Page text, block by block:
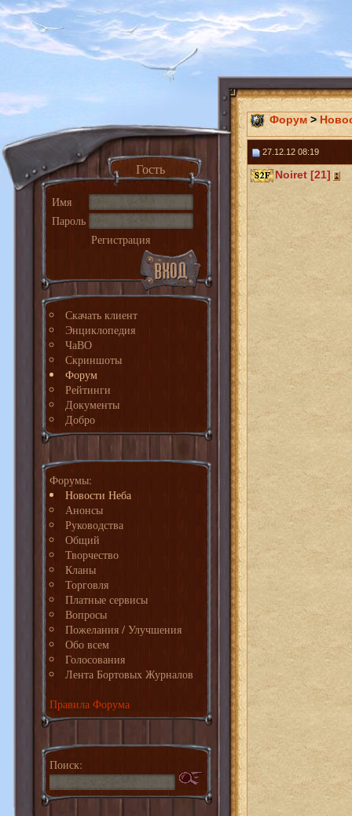
Гость
Имя
Пароль
Регистрация
Скачать клиент
Энциклопедия
ЧаВО
Скриншоты
Форум
Рейтинги
Документы
Добро
Форумы:
Новости Неба
Анонсы
Руководства
Общий
Творчество
Кланы
Торговля
Платные сервисы
Вопросы
Пожелания / Улучшения
Обо всем
Голосования
Лента Бортовых Журналов
Правила Форума
Поиск:
Форум >
27.12.12 08:19
Noiret [21]